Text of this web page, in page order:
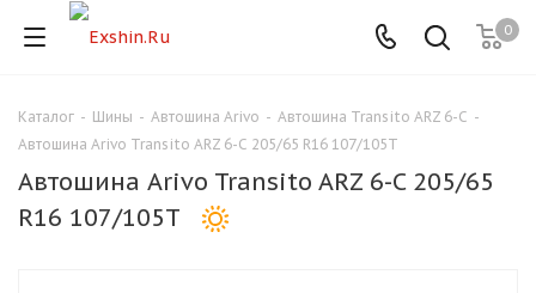
0
Каталог - Шины - Автошина Arivo - Автошина Transito ARZ 6-C -
Автошина Arivo Transito ARZ 6-C 205/65 R16 107/105T
Автошина Arivo Transito ARZ 6-C 205/65
R16 107/105T
Для клиентов всех банков
Разбейте
оплатуна части